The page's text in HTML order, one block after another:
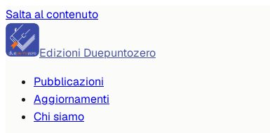
Salta al contenuto
Edizioni Duepuntozero
Pubblicazioni
Aggiornamenti
Chi siamo